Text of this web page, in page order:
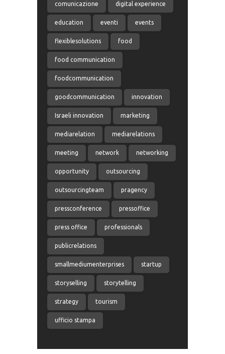
comunicazione digital experience
education eventi events
flexiblesolutions food
food communication
foodcommunication
goodcommunication innovation
Israeli innovation marketing
mediarelation mediarelations
meeting network networking
opportunity outsourcing
outsourcingteam pragency
pressconference pressoffice
press office professionals
publicrelations
smallmediumenterprises startup
storyselling storytelling
strategy tourism
ufficio stampa